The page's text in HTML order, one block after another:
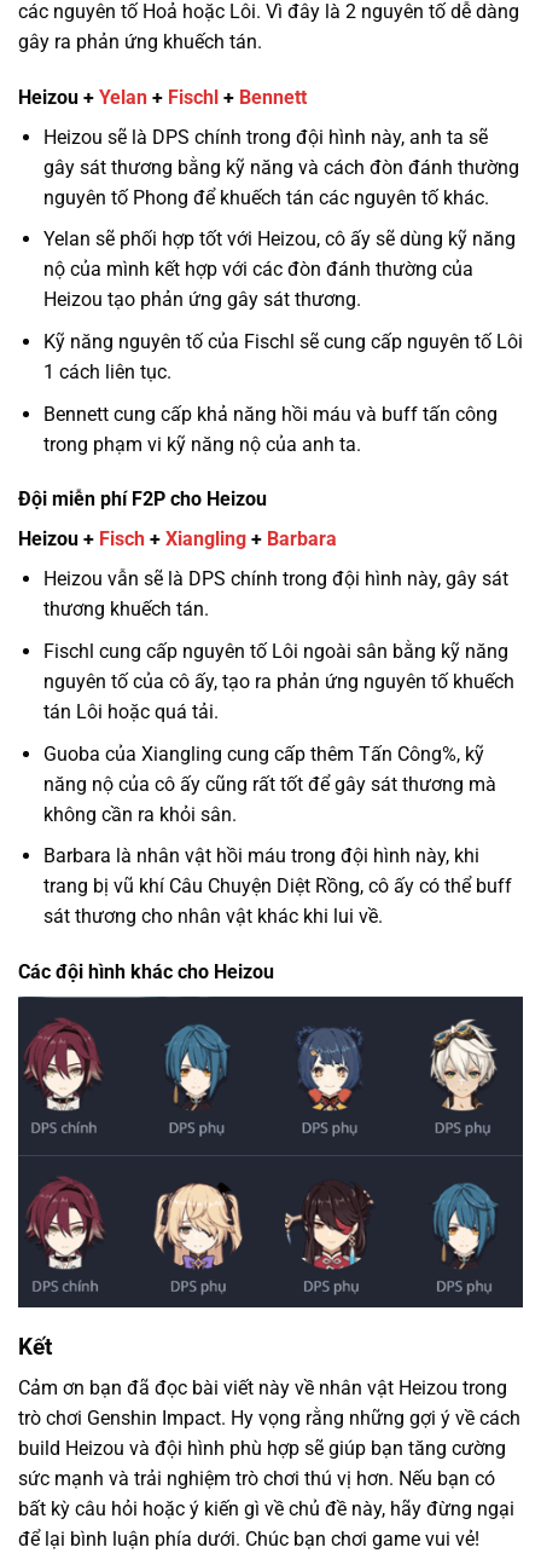
các nguyên tố Hoả hoặc Lôi. Vì đây là 2 nguyên tố dễ dàng
gây ra phản ứng khuếch tán.
Heizou + Yelan + Fischl + Bennett
Heizou sẽ là DPS chính trong đội hình này, anh ta sẽ
gây sát thương bằng kỹ năng và cách đòn đánh thường
nguyên tố Phong để khuếch tán các nguyên tố khác.
Yelan sẽ phối hợp tốt với Heizou, cô ấy sẽ dùng kỹ năng
nộ của mình kết hợp với các đòn đánh thường của
Heizou tạo phản ứng gây sát thương.
Kỹ năng nguyên tố của Fischl sẽ cung cấp nguyên tố Lôi
1 cách liên tục.
Bennett cung cấp khả năng hồi máu và buff tấn công
trong phạm vi kỹ năng nộ của anh ta.
Đội miễn phí F2P cho Heizou
Heizou + Fisch + Xiangling + Barbara
Heizou vẫn sẽ là DPS chính trong đội hình này, gây sát
thương khuếch tán.
Fischl cung cấp nguyên tố Lôi ngoài sân bằng kỹ năng
nguyên tố của cô ấy, tạo ra phản ứng nguyên tố khuếch
tán Lôi hoặc quá tải.
Guoba của Xiangling cung cấp thêm Tấn Công%, kỹ
năng nộ của cô ấy cũng rất tốt để gây sát thương mà
không cần ra khỏi sân.
Barbara là nhân vật hồi máu trong đội hình này, khi
trang bị vũ khí Câu Chuyện Diệt Rồng, cô ấy có thể buff
sát thương cho nhân vật khác khi lui về.
Các đội hình khác cho Heizou
Kết
Cảm ơn bạn đã đọc bài viết này về nhân vật Heizou trong
trò chơi Genshin Impact. Hy vọng rằng những gợi ý về cách
build Heizou và đội hình phù hợp sẽ giúp bạn tăng cường
sức mạnh và trải nghiệm trò chơi thú vị hơn. Nếu bạn có
bất kỳ câu hỏi hoặc ý kiến ​​gì về chủ đề này, hãy đừng ngại
để lại bình luận phía dưới. Chúc bạn chơi game vui vẻ!